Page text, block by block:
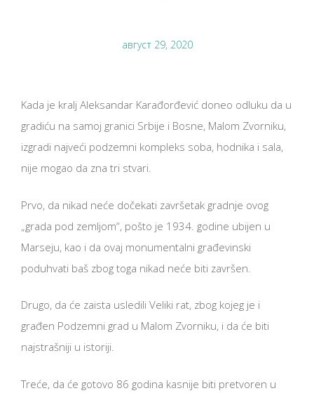
август 29, 2020
Kada je kralj Aleksandar Karađorđević doneo odluku da u
gradiću na samoj granici Srbije i Bosne, Malom Zvorniku,
izgradi najveći podzemni kompleks soba, hodnika i sala,
nije mogao da zna tri stvari.
Prvo, da nikad neće dočekati završetak gradnje ovog
„grada pod zemljom“, pošto je 1934. godine ubijen u
Marseju, kao i da ovaj monumentalni građevinski
poduhvati baš zbog toga nikad neće biti završen.
Drugo, da će zaista usledili Veliki rat, zbog kojeg je i
građen Podzemni grad u Malom Zvorniku, i da će biti
najstrašniji u istoriji.
Treće, da će gotovo 86 godina kasnije biti pretvoren u